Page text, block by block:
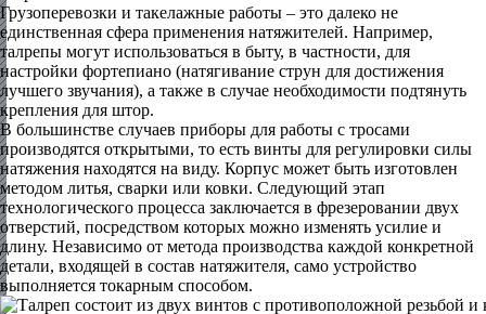
Грузоперевозки и такелажные работы – это далеко не
единственная сфера применения натяжителей. Например,
талрепы могут использоваться в быту, в частности, для
настройки фортепиано (натягивание струн для достижения
лучшего звучания), а также в случае необходимости подтянуть
крепления для штор.
В большинстве случаев приборы для работы с тросами
производятся открытыми, то есть винты для регулировки силы
натяжения находятся на виду. Корпус может быть изготовлен
методом литья, сварки или ковки. Следующий этап
технологического процесса заключается в фрезеровании двух
отверстий, посредством которых можно изменять усилие и
длину. Независимо от метода производства каждой конкретной
детали, входящей в состав натяжителя, само устройство
выполняется токарным способом.